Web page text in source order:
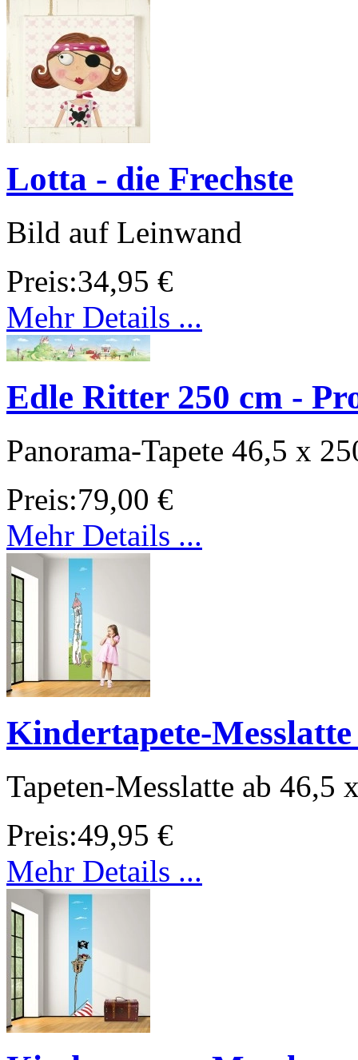
Lotta - die Frechste
Bild auf Leinwand
Preis:34,95 €
Mehr Details ...
Edle Ritter 250 cm -
Panorama-Tapete 46,5 x
Preis:79,00 €
Mehr Details ...
Kindertapete-
Tapeten-Messlatte ab 46,5
Preis:49,95 €
Mehr Details ...